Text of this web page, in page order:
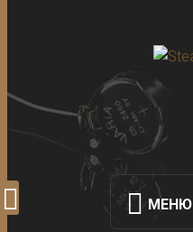
МЕНЮ